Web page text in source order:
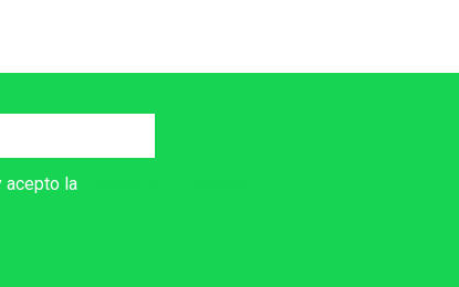
acepto la